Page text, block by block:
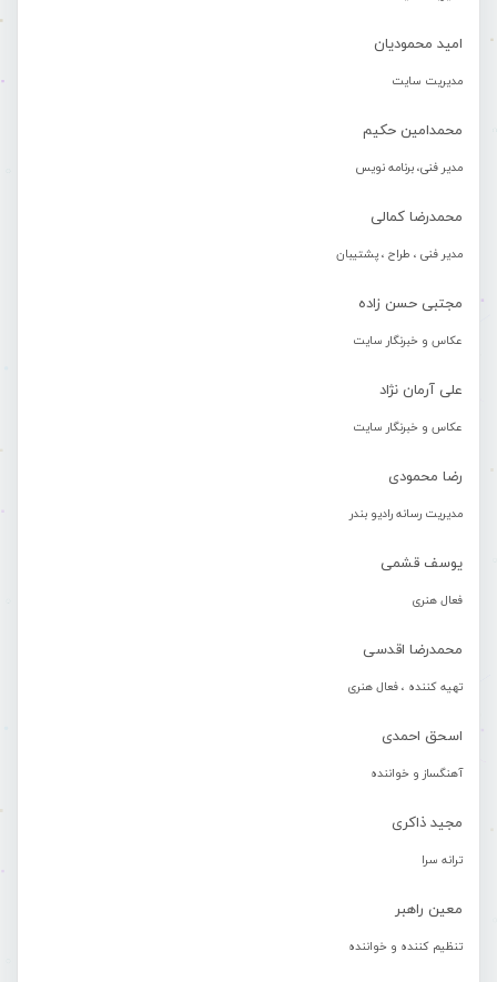
امید محمودیان
مدیریت سایت
محمدامین حکیم
مدیر فنی، برنامه نویس
محمدرضا کمالی
مدیر فنی ، طراح ، پشتیبان
مجتبی حسن زاده
عکاس و خبرنگار سایت
علی آرمان نژاد
عکاس و خبرنگار سایت
رضا محمودی
مدیریت رسانه رادیو بندر
یوسف قشمی
فعال هنری
محمدرضا اقدسی
تهیه کننده ، فعال هنری
اسحق احمدی
آهنگساز و خواننده
مجید ذاکری
ترانه سرا
معین راهبر
تنظیم کننده و خواننده